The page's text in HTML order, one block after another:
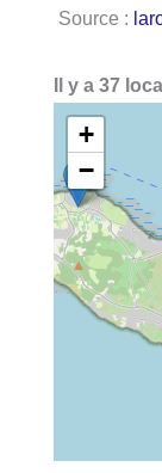
Source :
Il y a 37
+
−